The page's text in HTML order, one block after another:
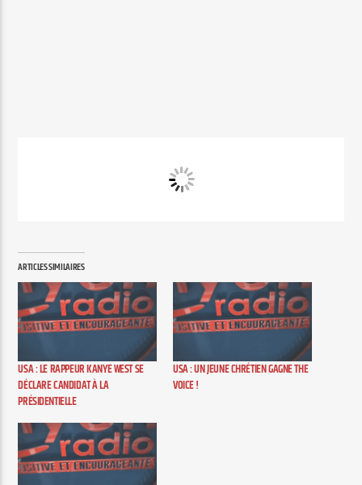
ARTICLES SIMILAIRES
USA : LE RAPPEUR KANYE WEST SE
DÉCLARE CANDIDAT À LA
PRÉSIDENTIELLE
USA : UN JEUNE CHRÉTIEN GAGNE THE
VOICE !